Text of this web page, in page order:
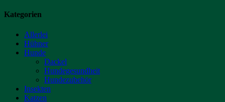
Kategorien
Allerlei
Hühner
Hunde
Dackel
Hundegesundheit
Hundezubehör
Insekten
Katzen